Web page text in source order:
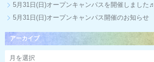
5月31日(日)オープンキャンパスを開催しました♬
5月31日(日)オープンキャンパス開催のお知らせ
アーカイブ